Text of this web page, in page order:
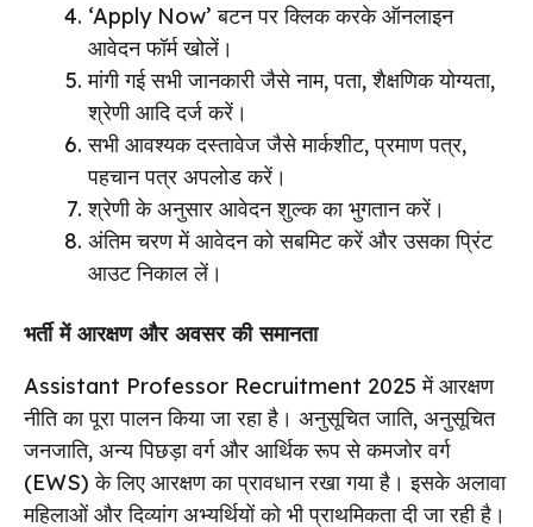
‘Apply Now’ बटन पर क्लिक करके ऑनलाइन
आवेदन फॉर्म खोलें।
मांगी गई सभी जानकारी जैसे नाम, पता, शैक्षणिक योग्यता,
श्रेणी आदि दर्ज करें।
सभी आवश्यक दस्तावेज जैसे मार्कशीट, प्रमाण पत्र,
पहचान पत्र अपलोड करें।
श्रेणी के अनुसार आवेदन शुल्क का भुगतान करें।
अंतिम चरण में आवेदन को सबमिट करें और उसका प्रिंट
आउट निकाल लें।
भर्ती में आरक्षण और अवसर की समानता
Assistant Professor Recruitment 2025 में आरक्षण
नीति का पूरा पालन किया जा रहा है। अनुसूचित जाति, अनुसूचित
जनजाति, अन्य पिछड़ा वर्ग और आर्थिक रूप से कमजोर वर्ग
(EWS) के लिए आरक्षण का प्रावधान रखा गया है। इसके अलावा
महिलाओं और दिव्यांग अभ्यर्थियों को भी प्राथमिकता दी जा रही है।